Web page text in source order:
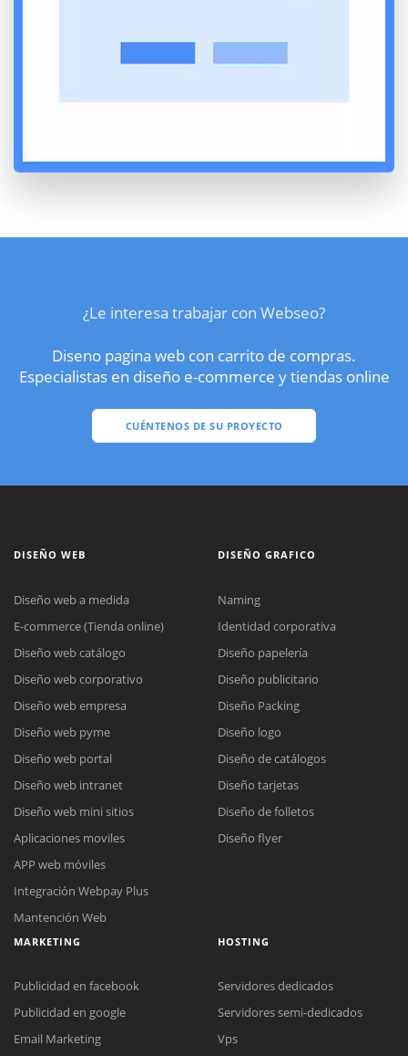
¿Le interesa trabajar con Webseo?
Diseno pagina web con carrito de compras.
Especialistas en diseño e-commerce y tiendas online
CUÉNTENOS DE SU PROYECTO
DISEÑO WEB
Diseño web a medida
E-commerce (Tienda online)
Diseño web catálogo
Diseño web corporativo
Diseño web empresa
Diseño web pyme
Diseño web portal
Diseño web intranet
Diseño web mini sitios
Aplicaciones moviles
APP web móviles
Integración Webpay Plus
Mantención Web
DISEÑO GRAFICO
Naming
Identidad corporativa
Diseño papelería
Diseño publicitario
Diseño Packing
Diseño logo
Diseño de catálogos
Diseño tarjetas
Diseño de folletos
Diseño flyer
MARKETING
Publicidad en facebook
Publicidad en google
Email Marketing
HOSTING
Servidores dedicados
Servidores semi-dedicados
Vps